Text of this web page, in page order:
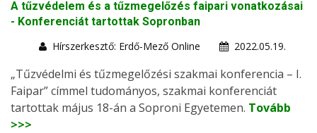
A tűzvédelem és a tűzmegelőzés faipari vonatkozásai
- Konferenciát tartottak Sopronban
Hírszerkesztő: Erdő-Mező Online
2022.05.19.
„Tűzvédelmi és tűzmegelőzési szakmai konferencia – I.
Faipar” címmel tudományos, szakmai konferenciát
tartottak május 18-án a Soproni Egyetemen. Tovább
>>>